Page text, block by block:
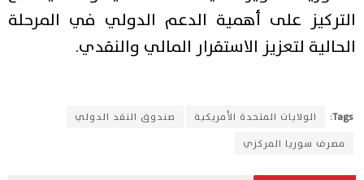
التركيز على أهمية الدعم الدولي في المرحلة
الحالية لتعزيز الاستقرار المالي والنقدي.
Tags: الولايات المتحدة الأمريكية
صندوق النقد الدولي
مصرف سوريا المركزي